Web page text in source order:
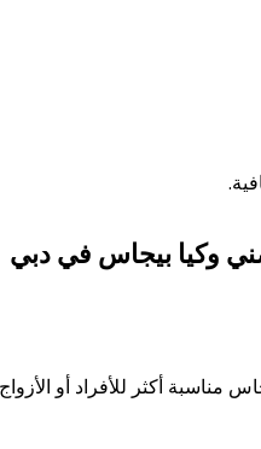
وكيا بيجاس في دبي
مناسبة أكثر للأفراد أو